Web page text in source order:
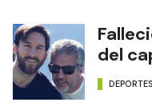
del
DEPORTES